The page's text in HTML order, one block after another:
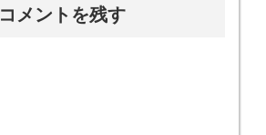
コメントを残す